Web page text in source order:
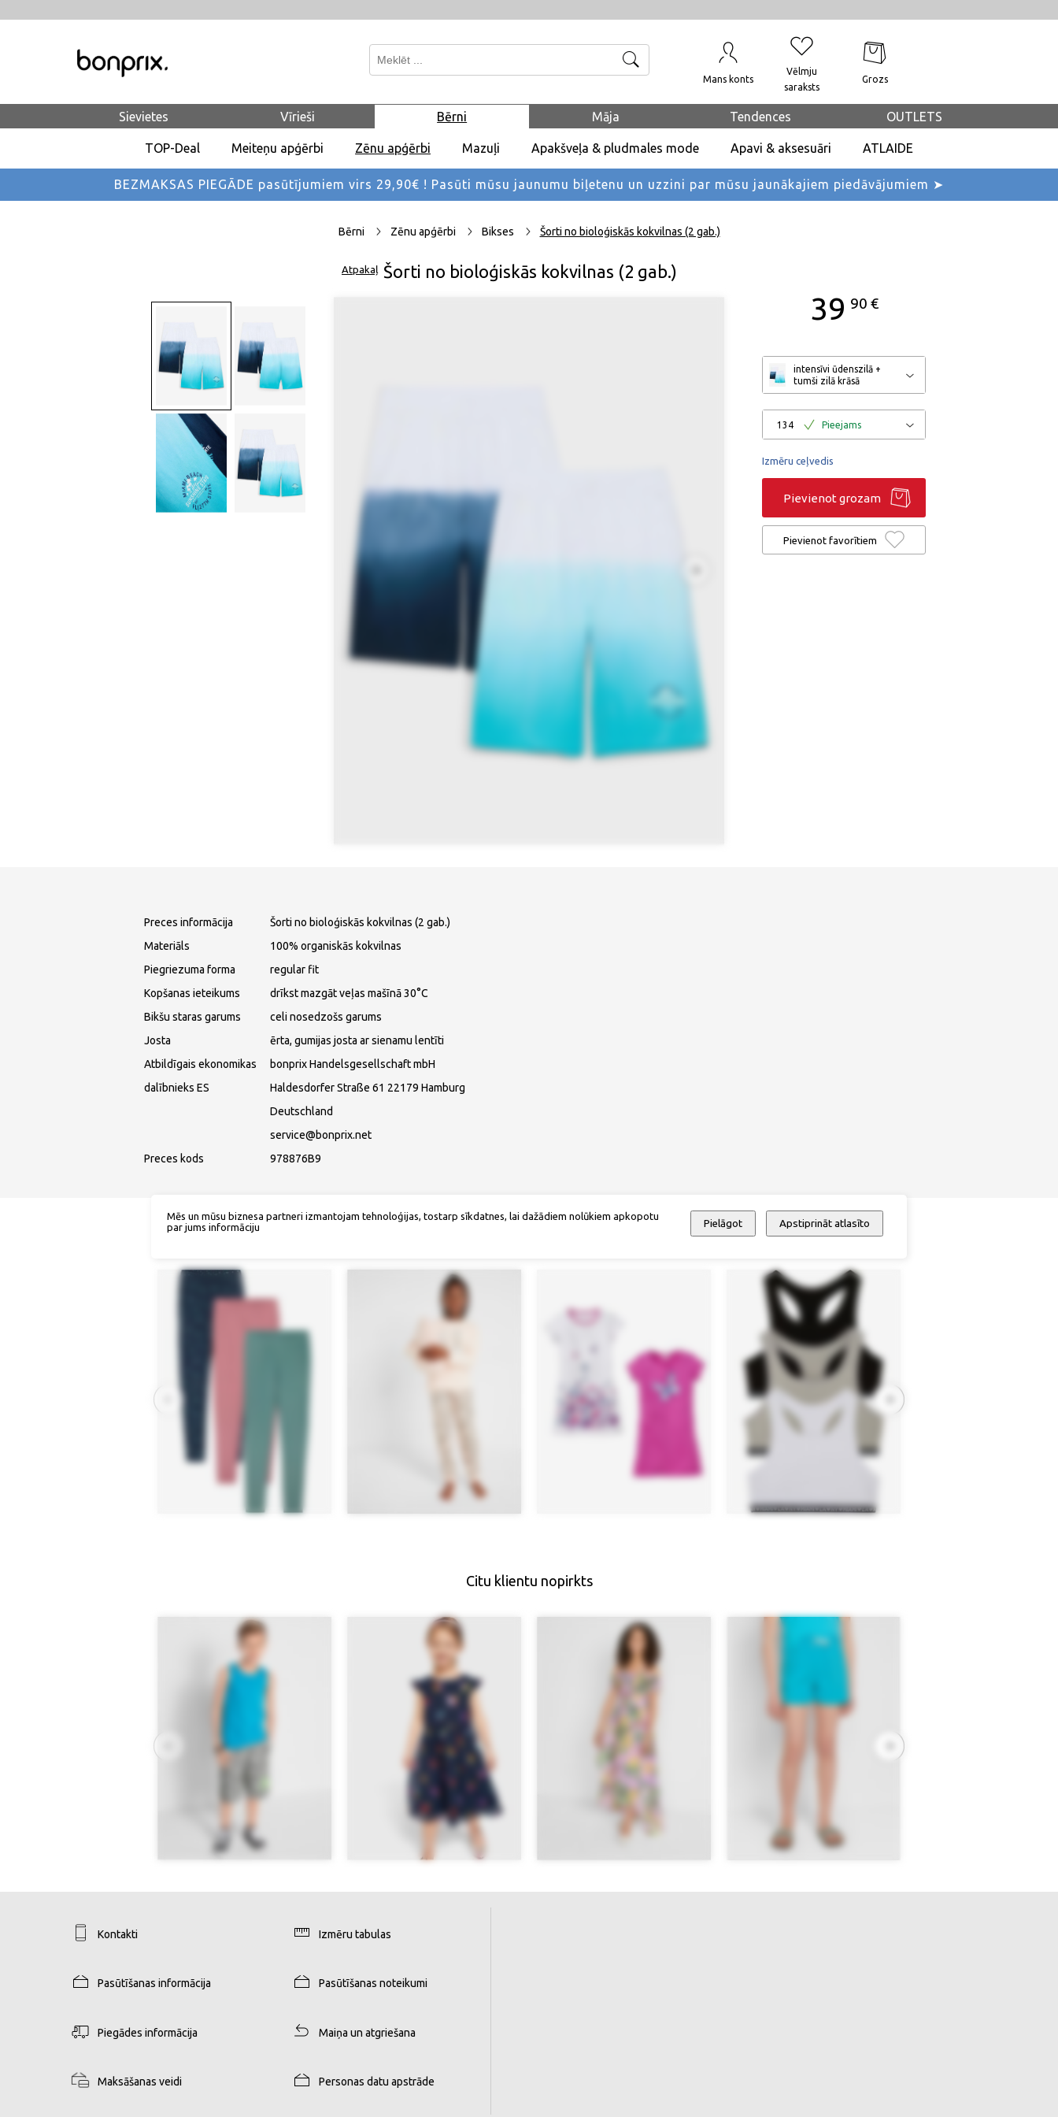
Meklēt
Mans konts
Vēlmju
saraksts
Grozs
Sievietes Vīrieši Bērni
TOP-Deal Meiteņu apģērbi Zēnu apģērbi Mazuļi Apakšveļa & pludmales mode Apavi & aksesuāri ATLAIDE
Māja Tendences OUTLETS
BEZMAKSAS PIEGĀDE pasūtījumiem virs 29,90€ ! Pasūti mūsu jaunumu biļetenu un uzzini par mūsu jaunākajiem piedāvājumiem ➤
Bērni Zēnu apģērbi Bikses Šorti no bioloģiskās kokvilnas (2 gab.)
Atpakaļ Šorti no bioloģiskās kokvilnas (2 gab.)
39 90 €
intensīvi ūdenszilā +
tumši zilā krāsā
134 Pieejams
Izmēru ceļvedis
Pievienot grozam
Pievienot favorītiem
Preces informācija
Šorti no bioloģiskās kokvilnas (2 gab.)
Materiāls
100% organiskās kokvilnas
Piegriezuma forma
regular fit
Kopšanas ieteikums
drīkst mazgāt veļas mašīnā 30°C
Bikšu staras garums
celi nosedzošs garums
Josta
ērta, gumijas josta ar sienamu lentīti
Atbildīgais ekonomikas
dalībnieks ES
bonprix Handelsgesellschaft mbH
Haldesdorfer Straße 61 22179 Hamburg
Deutschland
service@bonprix.net
Preces kods
978876B9
Citu klientu nopirkts
Kontakti Izmēru tabulas
Pasūtīšanas informācija Pasūtīšanas noteikumi
Piegādes informācija Maiņa un atgriešana
Maksāšanas veidi Personas datu apstrāde
Mēs un mūsu biznesa partneri izmantojam tehnoloģijas, tostarp sīkdatnes, lai dažādiem nolūkiem apkopotu
par jums informāciju
Pielāgot Apstiprināt atlasīto